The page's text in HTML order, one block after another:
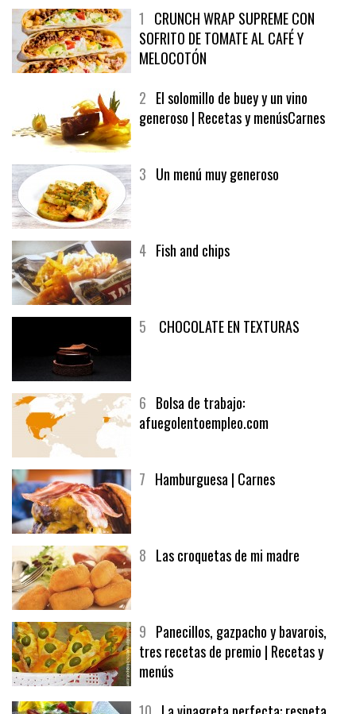
1CRUNCH WRAP SUPREME CON
SOFRITO DE TOMATE AL CAFÉ Y
MELOCOTÓN
2El solomillo de buey y un vino
6Bolsa de trabajo:
9Panecillos, gazpacho y bavarois,
tres recetas de premio | Recetas y
menús